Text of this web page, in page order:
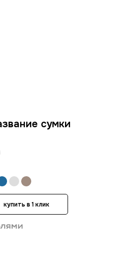
сумки
купить в 1 клик